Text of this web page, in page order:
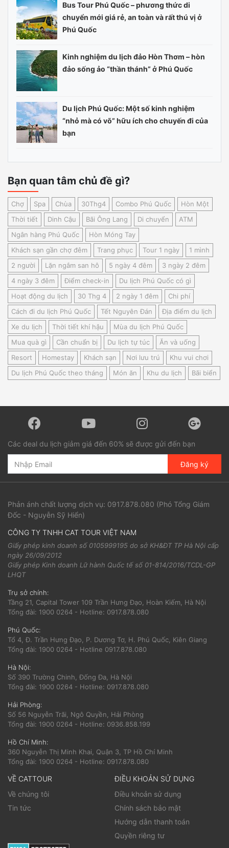
Bus Tour Phú Quốc – phương thức di
chuyển mới giá rẻ, an toàn và rất thú vị ở
Phú Quốc
Kinh nghiệm du lịch đảo Hòn Thơm – hòn
đảo sống ảo “thần thánh” ở Phú Quốc
Du lịch Phú Quốc: Một số kinh nghiệm
“nhỏ mà có võ” hữu ích cho chuyến đi của
bạn
Bạn quan tâm chủ đề gì?
Chợ Spa Chùa 30Thg4 Combo Phú Quốc
Hòn Một
Thời tiết
Dinh Cậu Bãi Ông Lang Di chuyển
ATM
Ngân hàng Phú Quốc
Hòn Móng Tay
Khách sạn gần chợ đêm
Trang phục Tour 1 ngày
1 mình
2 người
Lặn ngắm san hô 5 ngày 4 đêm
3 ngày 2 đêm
4 ngày 3 đêm
Điểm check-in
Du lịch Phú Quốc có gì
Hoạt động du lịch
30 Thg 4 2 ngày 1 đêm
Chi phí
Cách đi du lịch Phú Quốc
Tết Nguyên Đán
Địa điểm du lịch
Xe du lịch
Thời tiết khí hậu
Mùa du lịch Phú Quốc
Mua quà gì
Cần chuẩn bị Du lịch tự túc
Ăn và uống
Resort
Homestay Khách sạn Nơi lưu trú
Khu vui chơi
Du lịch Phú Quốc theo tháng
Món ăn Khu du lịch Bãi biển
Các deal du lịch giảm giá đến 60% sẽ được gửi đến bạn
Đăng ký
Phản ánh chất lượng dịch vụ: 0917.878.080 (Phó Tổng Giám
Đốc - Nguyễn Sỹ Hiển)
CÔNG TY TNHH CAT TOUR VIỆT NAM
Giấy phép kinh doanh số 0105999195 do sở KH&ĐT TP Hà Nội cấp
ngày 26/09/2012
Giấy phép Kinh doanh Lữ hành Quốc tế số 01-814/2016/TCDL-GP
LHQT
Trụ sở chính:
Tầng 21, Capital Tower 109 Trần Hưng Đạo, Hoàn Kiếm, Hà Nội
Tổng đài: 1900 0264 - Hotline: 0917.878.080
Phú Quốc:
Tổ 4, Đ. Trần Hưng Đạo, P. Dương Tơ, H. Phú Quốc, Kiên Giang
Tổng đài: 1900 0264 - Hotline 0917.878.080
Hà Nội:
Số 390 Trường Chinh, Đống Đa, Hà Nội
Tổng đài: 1900 0264 - Hotline: 0917.878.080
Hải Phòng:
Số 56 Nguyễn Trãi, Ngô Quyền, Hải Phòng
Tổng đài: 1900 0264 - Hotline: 0936.858.199
Hồ Chí Minh:
360 Nguyễn Thị Minh Khai, Quận 3, TP Hồ Chí Minh
Tổng đài: 1900 0264 - Hotline: 0917.878.080
VỀ CATTOUR
Về chúng tôi
Tin tức
ĐIỀU KHOẢN SỬ DỤNG
Điều khoản sử dụng
Chính sách bảo mật
Hướng dẫn thanh toán
Quyền riêng tư